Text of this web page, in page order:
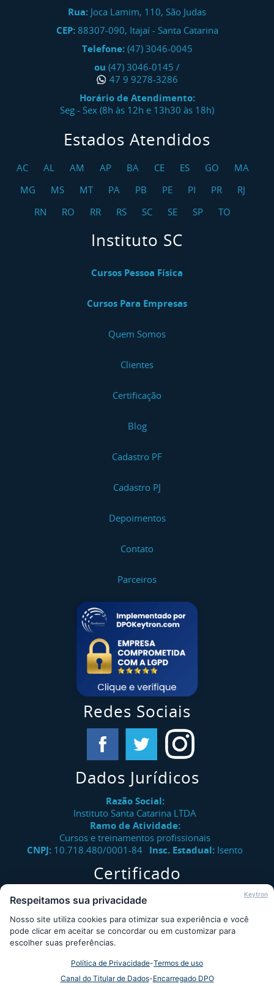
Rua: Joca Lamim, 110, São Judas
CEP: 88307-090, Itajaí- Santa Catarina
Telefone: (47) 3046-0045
ou (47) 3046-0145 /
47 9 9278-3286
Horário de Atendimento:
Seg - Sex (8h às 12h e 13h30 às 18h)
Estados Atendidos
AC AL AM AP BA CE ES GO
MA
MG
MS MT PA PB PE PI PR
RJ
RN
RO RR RS SC SE SP TO
Instituto SC
Cursos Pessoa Física
Cursos Para Empresas
Quem Somos
Clientes
Certificação
Blog
Cadastro PF
Cadastro PJ
Depoimentos
Contato
Parceiros
Redes Sociais
Dados Jurídicos
Razão Social:
Instituto Santa Catarina LTDA
Ramo de Atividade:
Cursos e treinamentos profissionais
CNPJ: 10.718.480/0001-84 Insc. Estadual: Isento
Certificado
Verifique a autenticidade de certificados emitidos pelo
Instituto Santa Catarina.
Consultar
Desde 2009 - Instituto Santa Catarina © - Todos os direitos
Keytron
Respeitamos sua privacidade
Nosso site utiliza cookies para otimizar sua experiência e você
pode clicar em aceitar se concordar ou em customizar para
escolher suas preferências.
Política de Privacidade-Termos de uso
Canal do Titular de Dados-Encarregado DPO